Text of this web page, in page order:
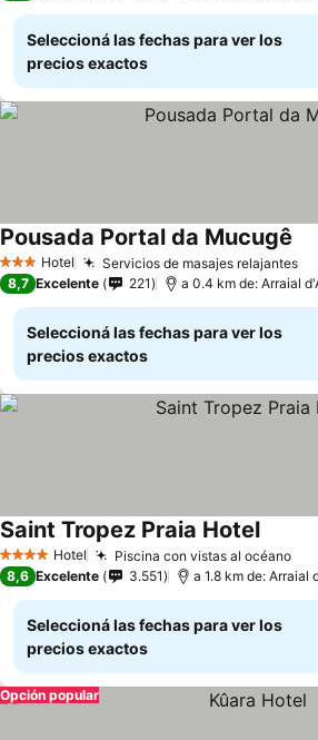
Seleccioná las fechas para ver los
precios exactos
3 Estrellas
Hotel Servicios de masajes relajantes
Pousada Portal da Mucugê
8,7 Excelente 221 a 0.4 km de: Arraial
Seleccioná las fechas para ver los
precios exactos
4 EstrellasHotel Piscina con vistas al océano
Saint Tropez Praia Hotel
8,6 Excelente 3.551 a 1.8 km de: Arraial
Seleccioná las fechas para ver los
precios exactos
Opción popular